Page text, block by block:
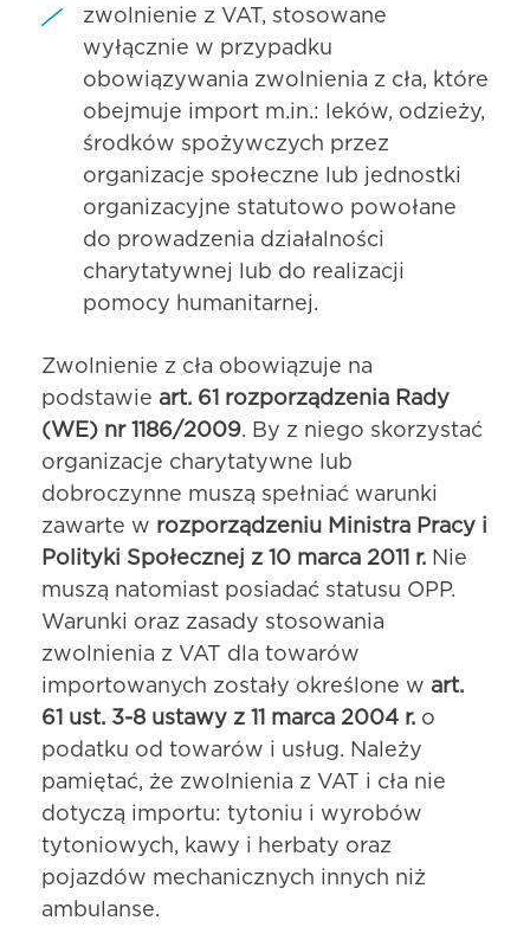
zwolnienie z VAT, stosowane
wyłącznie w przypadku
obowiązywania zwolnienia z cła, które
obejmuje import m.in.: leków, odzieży,
środków spożywczych przez
organizacje społeczne lub jednostki
organizacyjne statutowo powołane
do prowadzenia działalności
charytatywnej lub do realizacji
pomocy humanitarnej.
Zwolnienie z cła obowiązuje na
podstawie art. 61 rozporządzenia Rady
(WE) nr 1186/2009. By z niego skorzystać
organizacje charytatywne lub
dobroczynne muszą spełniać warunki
zawarte w rozporządzeniu Ministra Pracy i
Polityki Społecznej z 10 marca 2011 r. Nie
muszą natomiast posiadać statusu OPP.
Warunki oraz zasady stosowania
zwolnienia z VAT dla towarów
importowanych zostały określone w art.
61 ust. 3-8 ustawy z 11 marca 2004 r. o
podatku od towarów i usług. Należy
pamiętać, że zwolnienia z VAT i cła nie
dotyczą importu: tytoniu i wyrobów
tytoniowych, kawy i herbaty oraz
pojazdów mechanicznych innych niż
ambulanse.